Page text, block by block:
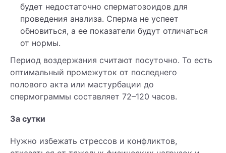
будет недостаточно сперматозоидов для
проведения анализа. Сперма не успеет
обновиться, а ее показатели будут отличаться
от нормы.
Период воздержания считают посуточно. То есть
оптимальный промежуток от последнего
полового акта или мастурбации до
спермограммы составляет 72–120 часов.
За сутки
Нужно избежать стрессов и конфликтов,